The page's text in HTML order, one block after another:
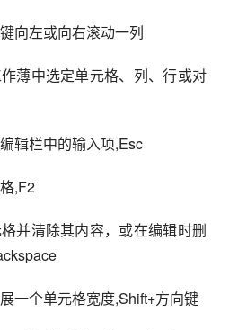
向左或向右滚动一列
薄中选定单元格、列、行或对
辑栏中的输入项,Esc
,F2
并清除其内容，或在编辑时删
一个单元格宽度,Shift+方向键